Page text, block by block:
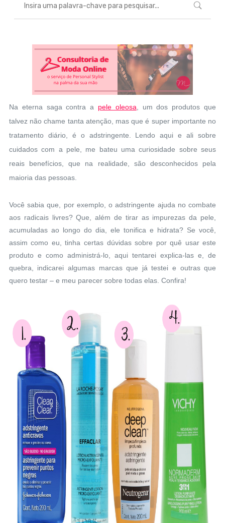
Na eterna saga contra a pele oleosa , um dos produtos que
talvez não chame tanta atenção, mas que é super importante no
tratamento diário, é o adstringente. Lendo aqui e ali sobre
cuidados com a pele, me bateu uma curiosidade sobre seus
reais benefícios, que na realidade, são desconhecidos pela
maioria das pessoas.
Você sabia que, por exemplo, o adstringente ajuda no combate
aos radicais livres? Que, além de tirar as impurezas da pele,
acumuladas ao longo do dia, ele tonifica e hidrata? Se você,
assim como eu, tinha certas dúvidas sobre por quê usar este
produto e como administrá-lo, aqui tentarei explica-las e, de
quebra, indicarei algumas marcas que já testei e outras que
quero testar – e meu parecer sobre todas elas. Confira!